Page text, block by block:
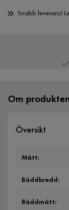
Snabb leverans!
Om
Översikt
Mått:
Bäddbredd:
Bäddmått: